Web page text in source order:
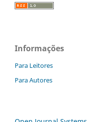
Informações
Para Leitores
Para Autores